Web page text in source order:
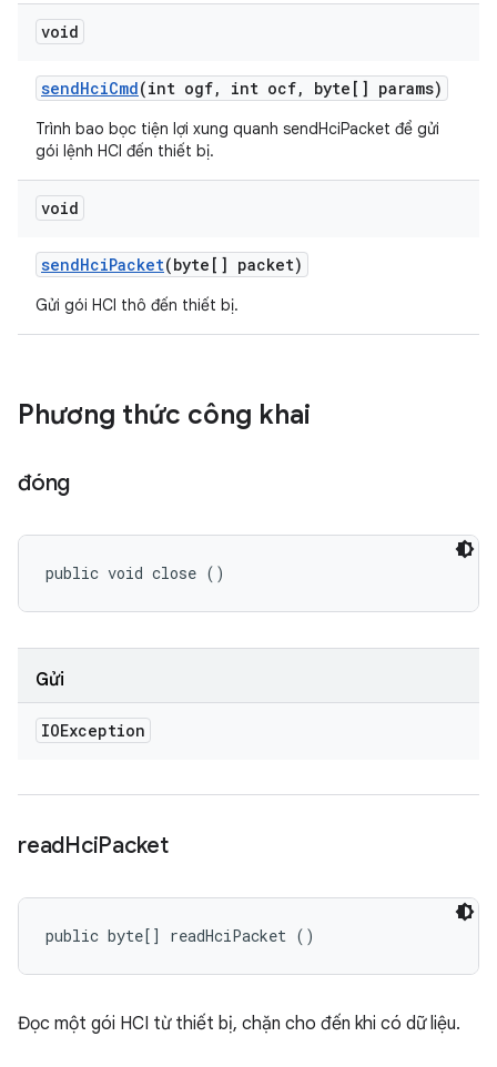
void
sendHciCmd(int ogf, int ocf, byte[] params)
Trình bao bọc tiện lợi xung quanh sendHciPacket để gửi
gói lệnh HCI đến thiết bị.
void
sendHciPacket(byte[] packet)
Gửi gói HCI thô đến thiết bị.
Phương thức công khai
đóng
public void close ()
Gửi
IOException
readHciPacket
public byte[] readHciPacket ()
Đọc một gói HCI từ thiết bị, chặn cho đến khi có dữ liệu.